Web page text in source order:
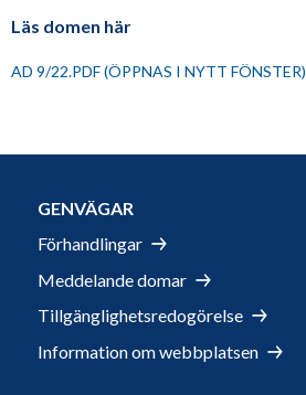
Läs domen här
AD 9/22.PDF (ÖPPNAS I NYTT FÖNSTER)
GENVÄGAR
Förhandlingar
Meddelande domar
Tillgänglighetsredogörelse
Information om webbplatsen